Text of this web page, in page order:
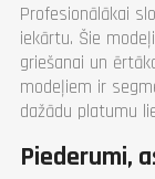
Profesionālākai
iekārtu. Šie
griešanai un
modeļiem ir
dažādu platumu
Piederumi,